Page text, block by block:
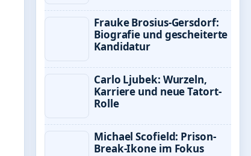
Frauke Brosius-Gersdorf:
Biografie und gescheiterte
Kandidatur
Carlo Ljubek: Wurzeln,
Karriere und neue Tatort-
Rolle
Michael Scofield: Prison-
Break-Ikone im Fokus